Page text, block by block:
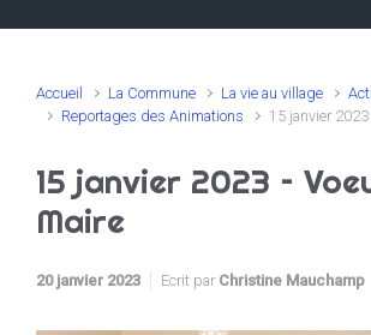
Accueil La Commune La vie au village
Reportages des Animations
15 janvier
15 janvier 2023 –
Maire
20 janvier 2023 Ecrit par Christine Mauchamp